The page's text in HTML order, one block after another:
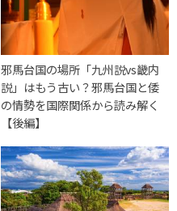
邪馬台国の場所「九州説vs畿内
説」はもう古い？邪馬台国と倭
の情勢を国際関係から読み解く
【後編】